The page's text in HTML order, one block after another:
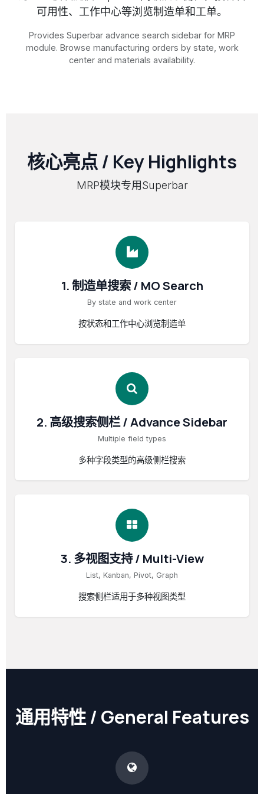
可用性、工作中心等浏览制造单和工单。
Provides Superbar advance search sidebar for MRP
module. Browse manufacturing orders by state, work
center and materials availability.
核心亮点 / Key Highlights
MRP模块专用Superbar
1. 制造单搜索 / MO Search
By state and work center
按状态和工作中心浏览制造单
2. 高级搜索侧栏 / Advance Sidebar
Multiple field types
多种字段类型的高级侧栏搜索
3. 多视图支持 / Multi-View
List, Kanban, Pivot, Graph
搜索侧栏适用于多种视图类型
通用特性 / General Features